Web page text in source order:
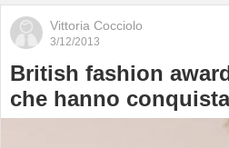
Vittoria Cocciolo
3/12/2013
British fashion
che hanno